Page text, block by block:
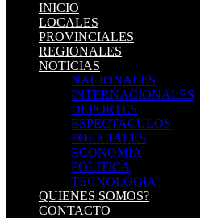
INICIO
LOCALES
PROVINCIALES
REGIONALES
NOTICIAS
NACIONALES
INTERNACIONALES
DEPORTES
ESPECTACULOS
POLICIALES
ECONOMIA
POLITICA
TECNOLOGIA
QUIENES SOMOS?
CONTACTO